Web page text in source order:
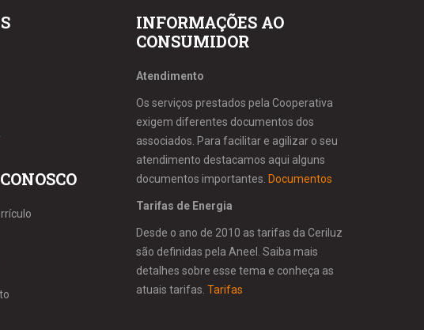
INFORMAÇÕES AO
CONSUMIDOR
Atendimento
Os serviços prestados pela Cooperativa
exigem diferentes documentos dos
associados. Para facilitar e agilizar o seu
atendimento destacamos aqui alguns
documentos importantes. Documentos
Tarifas de Energia
Desde o ano de 2010 as tarifas da Ceriluz
são definidas pela Aneel. Saiba mais
detalhes sobre esse tema e conheça as
atuais tarifas. Tarifas